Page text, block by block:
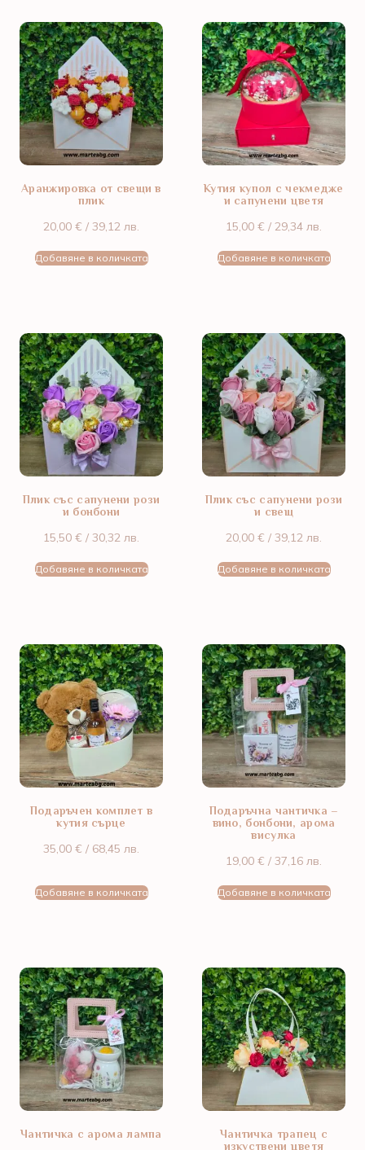
Аранжировка от свещи в
плик
20,00 € / 39,12 лв.
Добавяне в количката
Кутия купол с чекмедже
и сапунени цветя
15,00 € / 29,34 лв.
Добавяне в количката
Плик със сапунени рози
и бонбони
15,50 € / 30,32 лв.
Добавяне в количката
Плик със сапунени рози
и свещ
20,00 € / 39,12 лв.
Добавяне в количката
Подаръчен комплет в
кутия сърце
35,00 € / 68,45 лв.
Добавяне в количката
Подаръчна чантичка –
вино, бонбони, арома
висулка
19,00 € / 37,16 лв.
Добавяне в количката
Чантичка с арома лампа
Чантичка трапец с
изкуствени цветя